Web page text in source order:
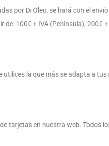
por Di Oleo, se hará con el
100€ + IVA (Peninsula), 200€
la que más se adapta a tus
en nuestra web. Todos